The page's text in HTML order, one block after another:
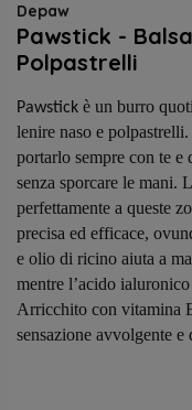
Depaw
Pawstick -
Polpastrelli
Pawstick è un burro
lenire naso e
portarlo sempre con te e
senza sporcare le mani.
perfettamente a queste
precisa ed efficace,
e olio di ricino aiuta a
mentre l’acido
Arricchito con vitamina
sensazione avvolgente